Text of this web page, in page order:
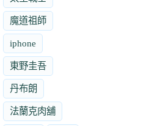
魔道祖師
iphone
東野圭吾
丹布朗
法蘭克肉舖